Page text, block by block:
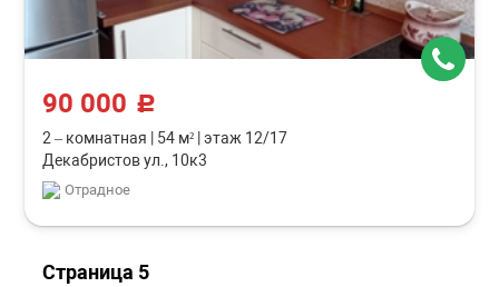
90 000 c
2 – комнатная 54 м² этаж 12/17
Декабристов ул., 10к3
Отрадное
Страница 5